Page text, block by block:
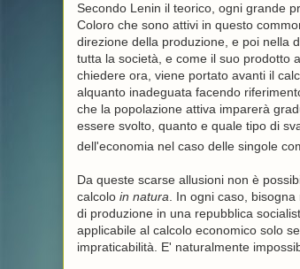
Secondo Lenin il teorico, ogni grande
Coloro che sono attivi in questo
direzione della produzione, e poi nella
tutta la società, e come il suo prodotto
chiedere ora, viene portato avanti il
alquanto inadeguata facendo
che la popolazione attiva imparerà
essere svolto, quanto e quale tipo di
dell'economia nel caso delle singole
Da queste scarse allusioni non è
calcolo in natura . In ogni caso,
di produzione in una repubblica
applicabile al calcolo economico solo
impraticabilità. E' naturalmente